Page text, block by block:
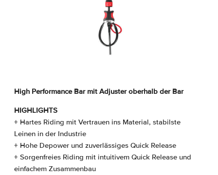
High Performance Bar mit Adjuster oberhalb der Bar
HIGHLIGHTS
+ Hartes Riding mit Vertrauen ins Material, stabilste
Leinen in der Industrie
+ Hohe Depower und zuverlässiges Quick Release
+ Sorgenfreies Riding mit intuitivem Quick Release und
einfachem Zusammenbau